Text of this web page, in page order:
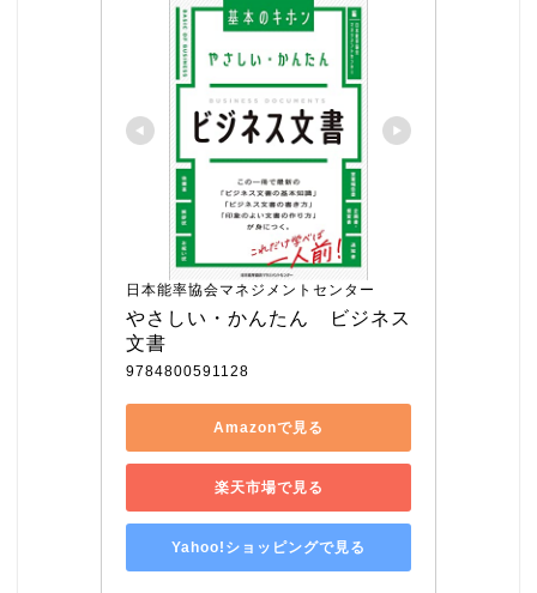
日本能率協会マネジメントセンター
やさしい・かんたん　ビジネス
文書
9784800591128
Amazonで見る
楽天市場で見る
Yahoo!ショッピングで見る